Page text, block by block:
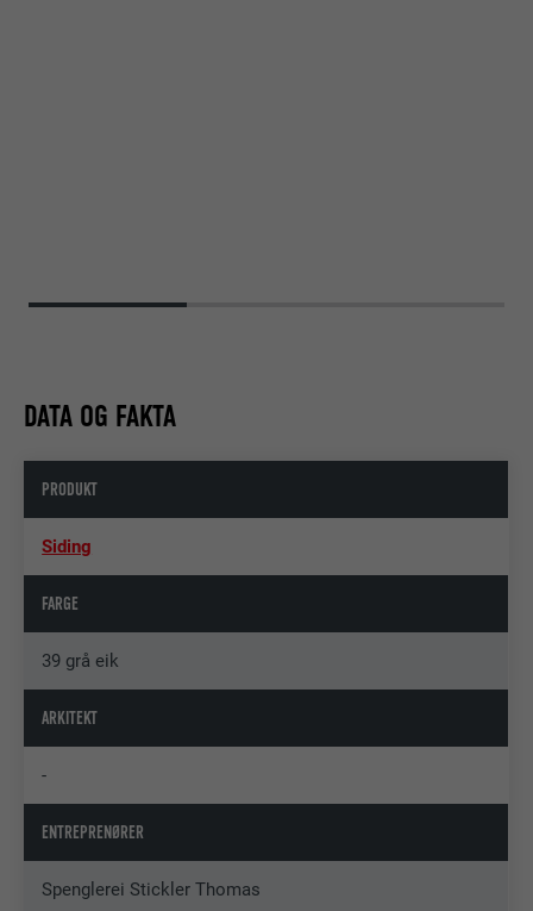
DATA OG FAKTA
PRODUKT
Siding
FARGE
39 grå eik
ARKITEKT
-
ENTREPRENØRER
Spenglerei Stickler Thomas